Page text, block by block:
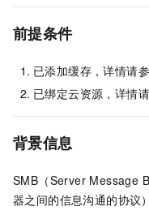
前提条件
已添加缓存，详情请
已绑定云资源，详情
背景信息
SMB（Server Message
器之间的信息沟通的协议